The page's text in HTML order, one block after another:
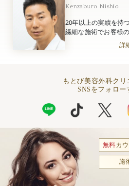
Kenzaburo Nishio
20年以上の実績を持
繊細な施術でお客様
詳
もとび美容外科クリ
SNSをフォロー
無料カ
施